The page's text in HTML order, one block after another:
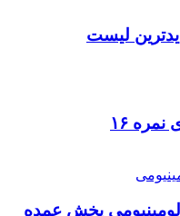
لیست
۱۶
پخش عمده